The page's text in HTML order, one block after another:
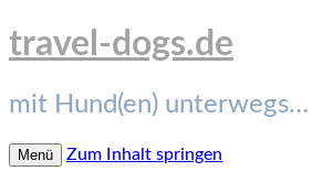
travel-dogs.de
mit Hund(en) unterwegs…
Menü Zum Inhalt springen